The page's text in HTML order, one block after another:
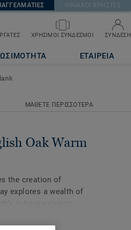
ΟΙΚΙΑΚΟΙ ΧΡΗΣΤΕΣ
ΧΡΗΣΙΜΟΙ ΣΥΝΔΕΣΜΟΙ ΣΥΝΔΕΣΗ
ΕΤΑΙΡΕΙΑ
Plank
ΜΑΘΕΤΕ ΠΕΡΙΣΣΟΤΕΡΑ
Oak Warm
the creation of
explores a wealth of
- can be combined